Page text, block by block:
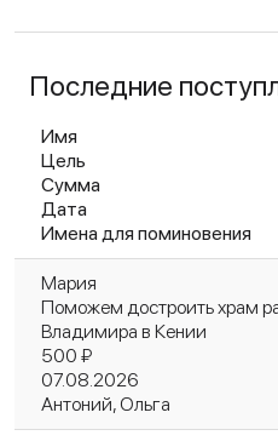
Последние
Имя
Цель
Сумма
Дата
Имена для поминовения
Мария
Поможем достроить храм
Владимира в Кении
500 ₽
07.08.2026
Антоний, Ольга